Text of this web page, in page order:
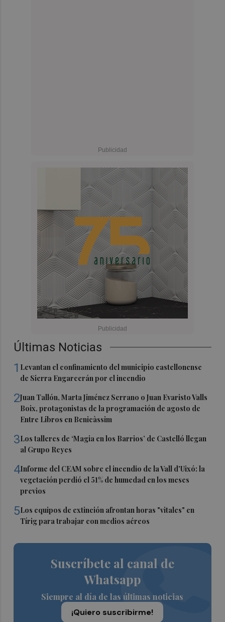
Últimas Noticias
1 Levantan el confinamiento del municipio castellonense
de Sierra Engarcerán por el incendio
2Juan Tallón, Marta Jiménez Serrano o Juan Evaristo Valls
Boix, protagonistas de la programación de agosto de
Entre Libros en Benicàssim
3Los talleres de ‘Magia en los Barrios’ de Castelló llegan
al Grupo Reyes
4Informe del CEAM sobre el incendio de la Vall d'Uixó: la
vegetación perdió el 51% de humedad en los meses
previos
5Los equipos de extinción afrontan horas "vitales" en
Tírig para trabajar con medios aéreos
Suscríbete al canal de
Whatsapp
Siempre al día de las últimas noticias
¡Quiero suscribirme!